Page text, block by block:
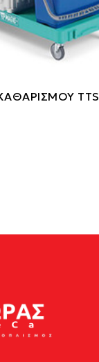
TTS